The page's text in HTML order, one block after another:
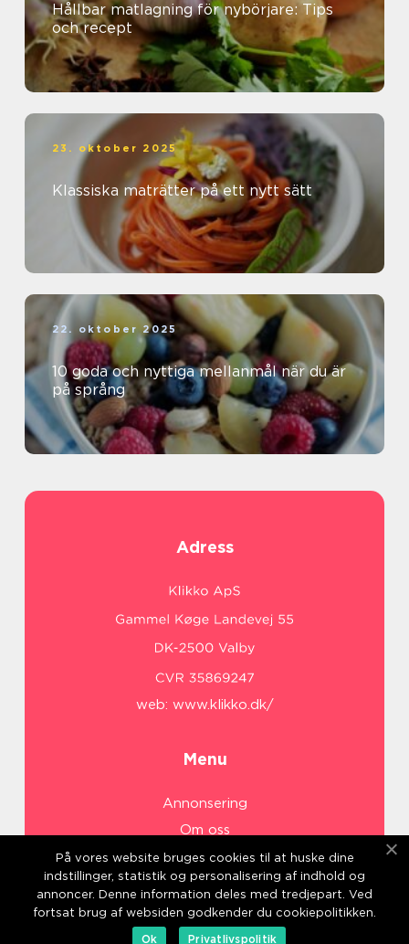
Hållbar matlagning för nybörjare: Tips
och recept
23. oktober 2025
Klassiska maträtter på ett nytt sätt
22. oktober 2025
10 goda och nyttiga mellanmål när du är
på språng
Adress
web: www.klikko.dk/
Menu
Annonsering
Om oss
Cookies
Kontakta oss
Sitemap
På vores website bruges cookies til at huske dine
indstillinger, statistik og personalisering af indhold og
annoncer. Denne information deles med tredjepart. Ved
fortsat brug af websiden godkender du cookiepolitikken.
Ok
Privatlivspolitik